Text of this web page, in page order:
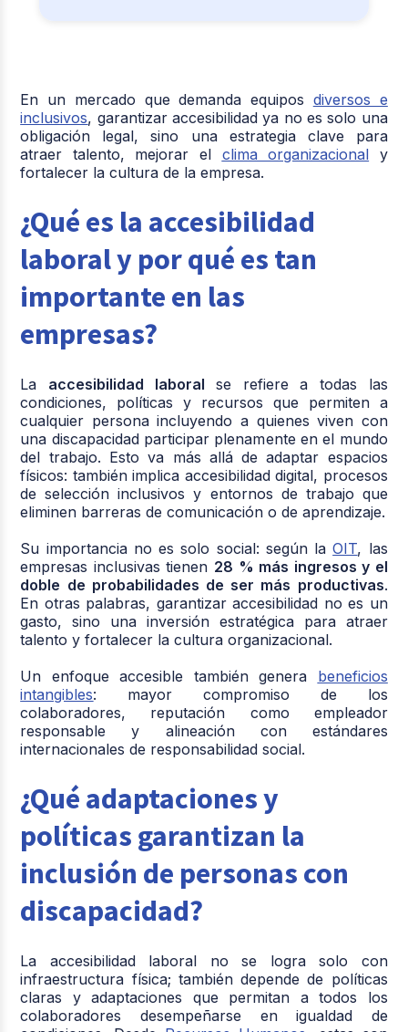
En un mercado que demanda equipos diversos e
inclusivos, garantizar accesibilidad ya no es solo una
obligación legal, sino una estrategia clave para
atraer talento, mejorar el clima organizacional y
fortalecer la cultura de la empresa.
¿Qué es la accesibilidad
laboral y por qué es tan
importante en las
empresas?
La accesibilidad laboral se refiere a todas las
condiciones, políticas y recursos que permiten a
cualquier persona incluyendo a quienes viven con
una discapacidad participar plenamente en el mundo
del trabajo. Esto va más allá de adaptar espacios
físicos: también implica accesibilidad digital, procesos
de selección inclusivos y entornos de trabajo que
eliminen barreras de comunicación o de aprendizaje.
Su importancia no es solo social: según laOIT, las
empresas inclusivas tienen 28 % más ingresos y el
doble de probabilidades de ser más productivas.
En otras palabras, garantizar accesibilidad no es un
gasto, sino una inversión estratégica para atraer
talento y fortalecer la cultura organizacional.
Un enfoque accesible también genera beneficios
intangibles: mayor compromiso de los
colaboradores, reputación como empleador
responsable y alineación con estándares
internacionales de responsabilidad social.
¿Qué adaptaciones y
políticas garantizan la
inclusión de personas con
discapacidad?
La accesibilidad laboral no se logra solo con
infraestructura física; también depende de políticas
claras y adaptaciones que permitan a todos los
colaboradores desempeñarse en igualdad de